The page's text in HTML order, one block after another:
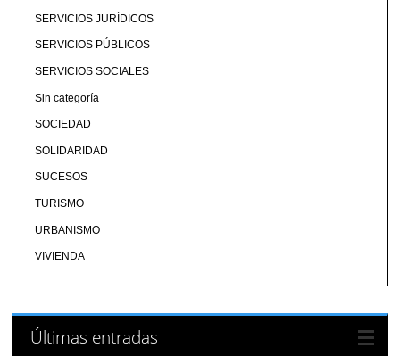
SERVICIOS JURÍDICOS
SERVICIOS PÚBLICOS
SERVICIOS SOCIALES
Sin categoría
SOCIEDAD
SOLIDARIDAD
SUCESOS
TURISMO
URBANISMO
VIVIENDA
Últimas entradas